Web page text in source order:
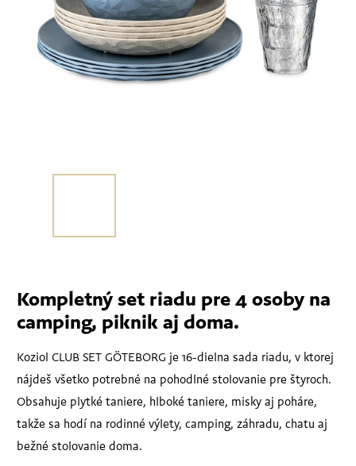
Kompletný set riadu pre 4 osoby na
camping, piknik aj doma.
Koziol CLUB SET GÖTEBORG je 16-dielna sada riadu, v ktorej
nájdeš všetko potrebné na pohodlné stolovanie pre štyroch.
Obsahuje plytké taniere, hlboké taniere, misky aj poháre,
takže sa hodí na rodinné výlety, camping, záhradu, chatu aj
bežné stolovanie doma.